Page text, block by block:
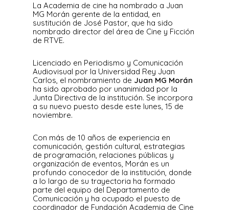
La Academia de cine ha nombrado a Juan
MG Morán gerente de la entidad, en
sustitución de José Pastor, que ha sido
nombrado director del área de Cine y Ficción
de RTVE.
Licenciado en Periodismo y Comunicación
Audiovisual por la Universidad Rey Juan
Carlos, el nombramiento de Juan MG Morán
ha sido aprobado por unanimidad por la
Junta Directiva de la institución. Se incorpora
a su nuevo puesto desde este lunes, 15 de
noviembre.
Con más de 10 años de experiencia en
comunicación, gestión cultural, estrategias
de programación, relaciones públicas y
organización de eventos, Morán es un
profundo conocedor de la institución, donde
a lo largo de su trayectoria ha formado
parte del equipo del Departamento de
Comunicación y ha ocupado el puesto de
coordinador de Fundación Academia de Cine